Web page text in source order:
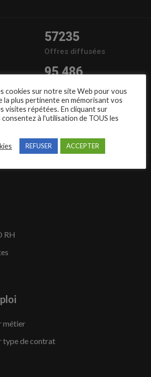
57235
Offres diffusées
95,486
Candidats
RH
métier
type de contrat
cookies sur notre site Web pour vous
la plus pertinente en mémorisant vos
visites répétées. En cliquant sur
à l'utilisation de TOUS les
REFUSER ACCEPTER